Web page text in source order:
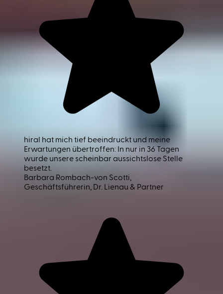
hiral hat mich tief beeindruckt und meine
Erwartungen übertroffen: In nur in 36 Tagen
wurde unsere scheinbar aussichtslose Stelle
besetzt.
Barbara Rombach-von Scotti,
Geschäftsführerin, Dr. Lienau & Partner